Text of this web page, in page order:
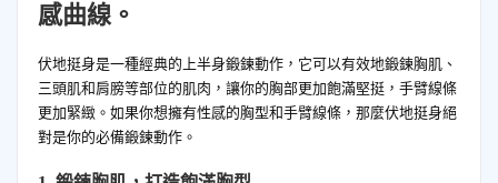
感曲線。
伏地挺身是一種經典的上半身鍛鍊動作，它可以有效地鍛鍊胸肌、
三頭肌和肩膀等部位的肌肉，讓你的胸部更加飽滿堅挺，手臂線條
更加緊緻。如果你想擁有性感的胸型和手臂線條，那麼伏地挺身絕
對是你的必備鍛鍊動作。